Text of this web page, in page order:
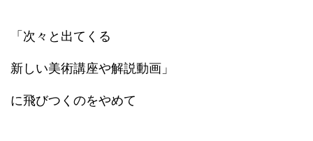
「次々と出てくる
新しい美術講座や解説動画」
に飛びつくのをやめて